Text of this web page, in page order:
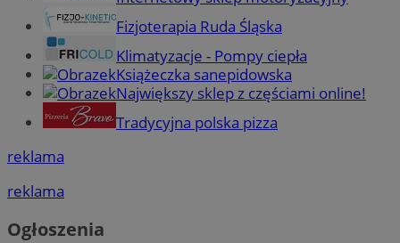
Fizjoterapia Ruda Śląska
Klimatyzacje - Pompy ciepła
Książeczka sanepidowska
Największy sklep z częściami online!
Tradycyjna polska pizza
reklama
reklama
Ogłoszenia